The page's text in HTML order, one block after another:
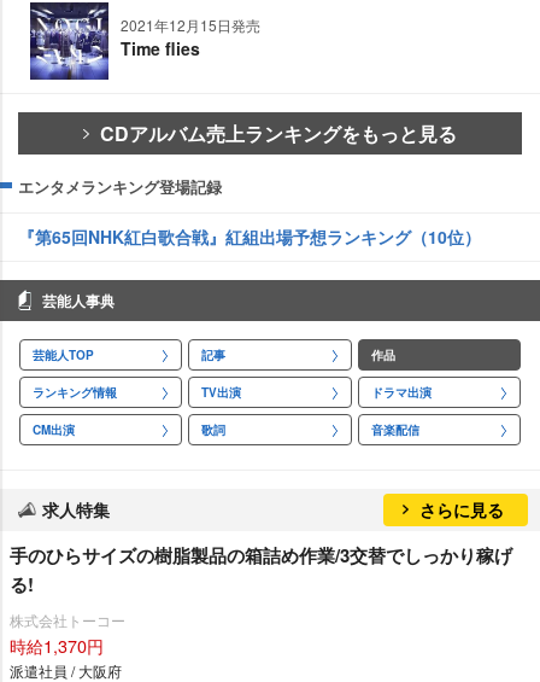
2021年12月15日発売
Time flies
CDアルバム売上ランキングをもっと見る
エンタメランキング登場記録
『第65回NHK紅白歌合戦』紅組出場予想ランキング（10位）
芸能人事典
芸能人TOP 記事 作品
ランキング情報 TV出演 ドラマ出演
CM出演 歌詞 音楽配信
求人特集 さらに見る
手のひらサイズの樹脂製品の箱詰め作業/3交替でしっかり稼げ
る!
株式会社トーコー
時給1,370円
派遣社員 / 大阪府